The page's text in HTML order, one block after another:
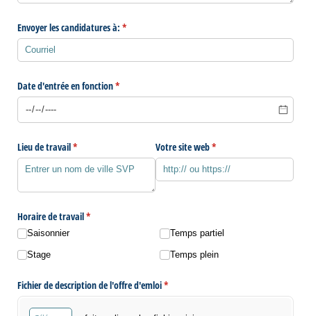
Envoyer les candidatures à: *
(requis)
Date d'entrée en fonction*
(requis)
Lieu de travail*
(requis) Votre site web*
(requis)
Horaire de travail*
(requis)
Saisonnier
Stage
Temps partiel
Temps plein
Fichier de description de l'offre d'emloi*
(requis)